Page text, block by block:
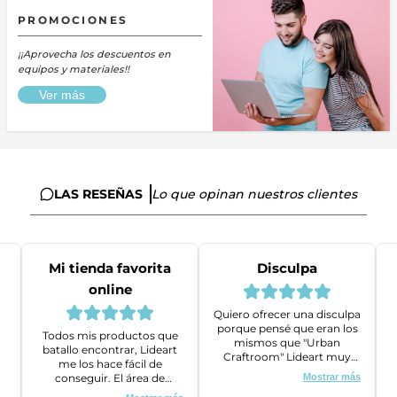
PROMOCIONES
¡¡Aprovecha los descuentos en
equipos y materiales!!
Ver más
LAS RESEÑAS Lo que opinan nuestros clientes
Mi tienda favorita
online
Todos mis productos que
batallo encontrar, Lideart
me los hace fácil de
conseguir. El área de
ventas es super amable y
Disculpa
Quiero ofrecer una disculpa
porque pensé que eran los
mismos que "Urban
Craftroom" Lideart muy
amables me ayudaron a
gestionar un problema que
Mostrar más